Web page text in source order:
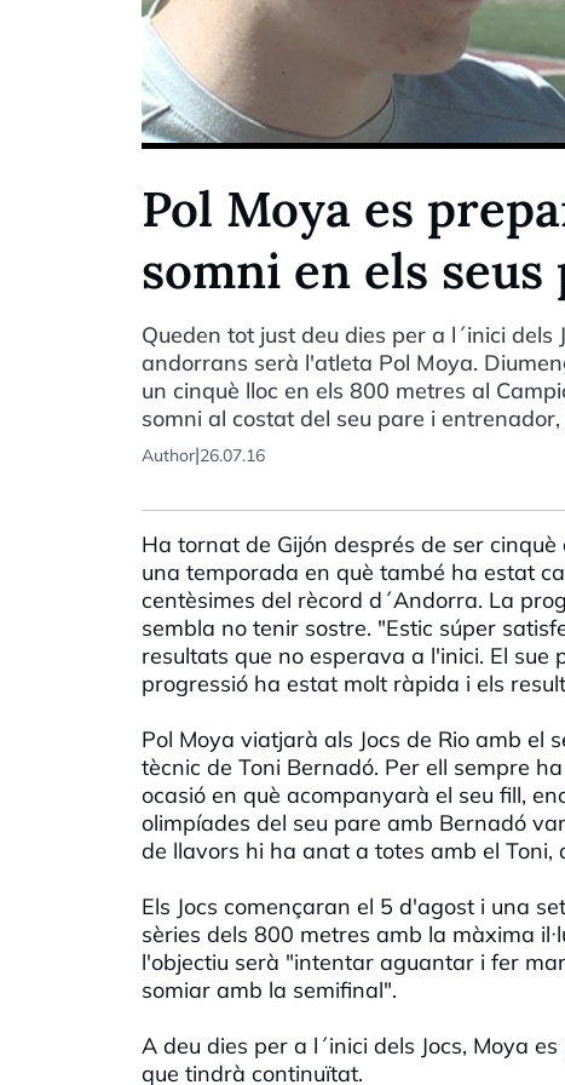
Pol Moya es
somni en els
Queden tot just deu dies per a l´inici
andorrans serà l'atleta Pol Moya.
un cinquè lloc en els 800 metres al
somni al costat del seu pare i
Author|26.07.16
Ha tornat de Gijón després de ser
una temporada en què també ha estat
centèsimes del rècord d´Andorra. La
sembla no tenir sostre. "Estic súper
resultats que no esperava a l'inici. El
progressió ha estat molt ràpida i els
Pol Moya viatjarà als Jocs de Rio amb el
tècnic de Toni Bernadó. Per ell sempre
ocasió en què acompanyarà el seu fill,
olimpíades del seu pare amb Bernadó
de llavors hi ha anat a totes amb el Toni,
Els Jocs començaran el 5 d'agost i una
sèries dels 800 metres amb la màxima
l'objectiu serà "intentar aguantar i fer
somiar amb la semifinal".
A deu dies per a l´inici dels Jocs, Moya
que tindrà continuïtat.